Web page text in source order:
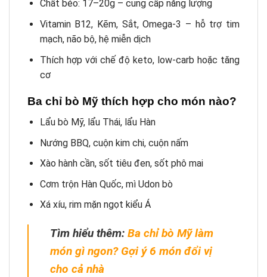
Chất béo: 17–20g – cung cấp năng lượng
Vitamin B12, Kẽm, Sắt, Omega-3 – hỗ trợ tim
mạch, não bộ, hệ miễn dịch
Thích hợp với chế độ keto, low-carb hoặc tăng
cơ
Ba chỉ bò Mỹ thích hợp cho món nào?
Lẩu bò Mỹ, lẩu Thái, lẩu Hàn
Nướng BBQ, cuộn kim chi, cuộn nấm
Xào hành cần, sốt tiêu đen, sốt phô mai
Cơm trộn Hàn Quốc, mì Udon bò
Xá xíu, rim mặn ngọt kiểu Á
Tìm hiểu thêm: Ba chỉ bò Mỹ làm
món gì ngon? Gợi ý 6 món đổi vị
cho cả nhà